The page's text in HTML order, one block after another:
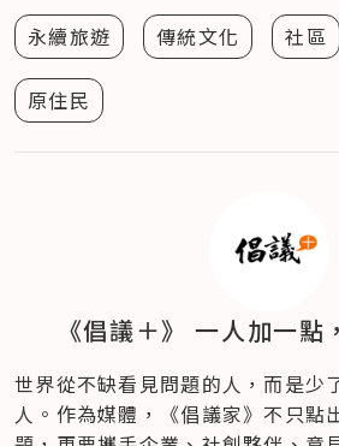
永續旅遊 傳統文化 社區
原住民
《倡議＋》 一人加一點
世界從不缺看見問題的人，而是少
人。作為媒體，《倡議家》不只點